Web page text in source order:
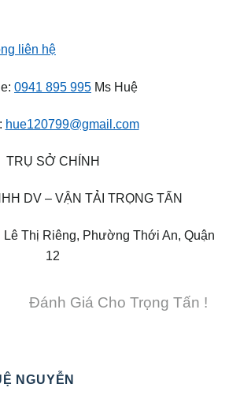
liên hệ
0941 895 995 Ms Huệ
hue120799@gmail.com
TRỤ SỞ CHÍNH
DV – VẬN TẢI TRỌNG TẤN
Thị Riêng, Phường Thới An, Quận
12
Đánh Giá Cho Trọng Tấn !
NGUYỄN